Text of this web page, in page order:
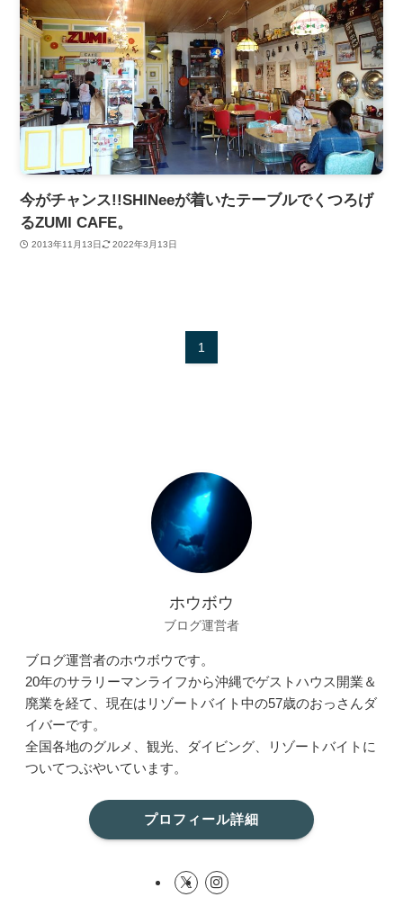
今がチャンス!!SHINeeが着いたテーブルでくつろげ
るZUMI CAFE。
2013年11月13日 2022年3月13日
1
ホウボウ
ブログ運営者
ブログ運営者のホウボウです。
20年のサラリーマンライフから沖縄でゲストハウス開業＆
廃業を経て、現在はリゾートバイト中の57歳のおっさんダ
イバーです。
全国各地のグルメ、観光、ダイビング、リゾートバイトに
ついてつぶやいています。
プロフィール詳細